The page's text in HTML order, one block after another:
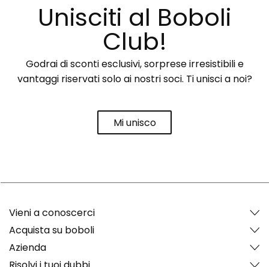
Unisciti al Boboli
Club!
Godrai di sconti esclusivi, sorprese irresistibili e
vantaggi riservati solo ai nostri soci. Ti unisci a noi?
Mi unisco
Vieni a conoscerci
Acquista su boboli
Azienda